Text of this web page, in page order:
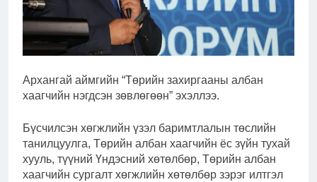
Архангай аймгийн “Төрийн захиргааны албан
хаагчийн нэгдсэн зөвлөгөөн” эхэллээ.
Бүсчилсэн хөгжлийн үзэл баримтлалын төслийн
танилцуулга, Төрийн албан хаагчийн ёс зүйн тухай
хууль, түүний Үндэсний хөтөлбөр, Төрийн албан
хаагчийн сургалт хөгжлийн хөтөлбөр зэрэг илтгэл